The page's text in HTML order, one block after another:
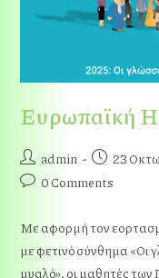
Ευρωπαϊκή
admin 23
0 Comments
Με αφορμή τον
με φετινό σύνθημα «Οι
μυαλό», οι μαθητές των